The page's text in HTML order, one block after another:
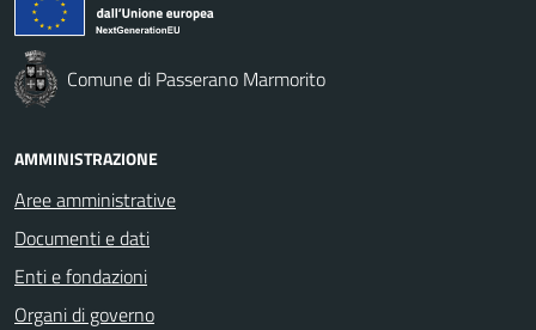
Comune di Passerano Marmorito
AMMINISTRAZIONE
Aree amministrative
Documenti e dati
Enti e fondazioni
Organi di governo